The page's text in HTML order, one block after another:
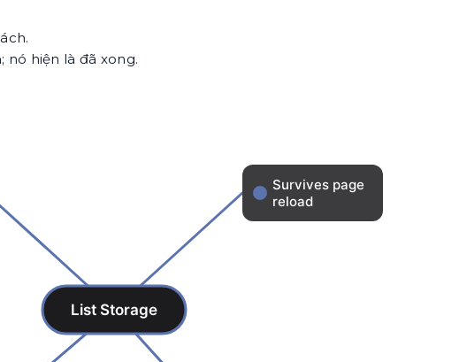
hiện là đã xong.